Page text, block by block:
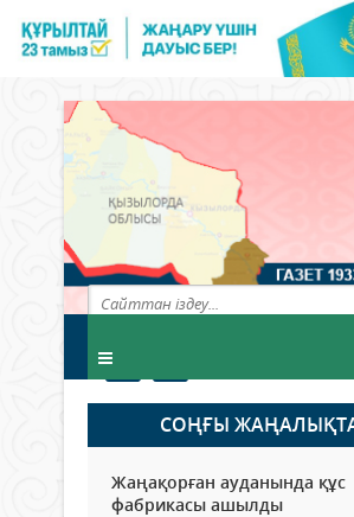
СОҢҒЫ
Жаңақорған ауданында құс
фабрикасы ашылды